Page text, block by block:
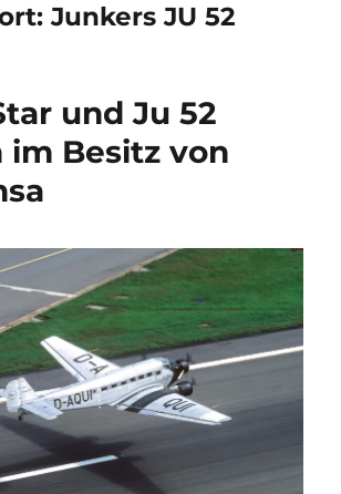
Junkers JU 52
und Ju 52
im Besitz von